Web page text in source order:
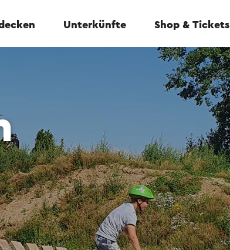
Unterkünfte Shop & Tickets